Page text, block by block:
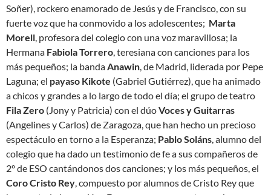
Soñer), rockero enamorado de Jesús y de Francisco, con su
fuerte voz que ha conmovido a los adolescentes; Marta
Morell, profesora del colegio con una voz maravillosa; la
Hermana Fabiola Torrero, teresiana con canciones para los
más pequeños; la bandaAnawin, de Madrid, liderada por Pepe
Laguna; el payaso Kikote (Gabriel Gutiérrez), que ha animado
a chicos y grandes a lo largo de todo el día; el grupo de teatro
Fila Zero (Jony y Patricia) con el dúoVoces y Guitarras
(Angelines y Carlos) de Zaragoza, que han hecho un precioso
espectáculo en torno a la Esperanza; Pablo Soláns, alumno del
colegio que ha dado un testimonio de fe a sus compañeros de
2º de ESO cantándonos dos canciones; y los más pequeños, el
Coro Cristo Rey, compuesto por alumnos de Cristo Rey que